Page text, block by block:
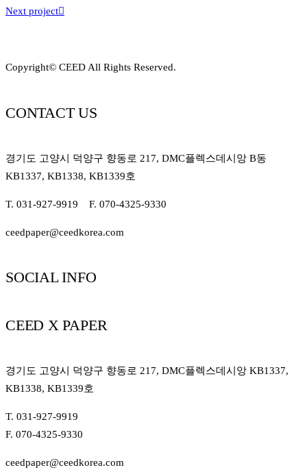
Next project
Copyright© CEED All Rights Reserved.
CONTACT US
경기도 고양시 덕양구 향동로 217, DMC플렉스데시앙 B동
KB1337, KB1338, KB1339호
T. 031-927-9919 F. 070-4325-9330
ceedpaper@ceedkorea.com
SOCIAL INFO
CEED X PAPER
경기도 고양시 덕양구 향동로 217, DMC플렉스데시앙 KB1337,
KB1338, KB1339호
T. 031-927-9919
F. 070-4325-9330
ceedpaper@ceedkorea.com